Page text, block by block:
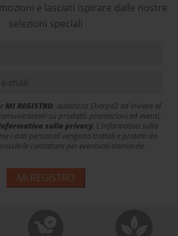
e lasciati ispirare dalle nostre
selezioni speciali
MI REGISTRO, autorizzo Sherpa3 ad inviare al
su prodotti, promozioni ed eventi,
sulla privacy. L'informativa sulla
i dati personali vengono trattati e protetti da
contattare per eventuali domande.
MI REGISTRO